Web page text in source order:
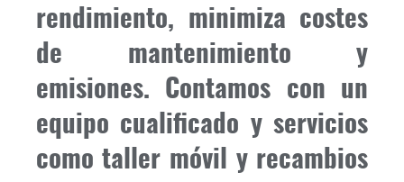
rendimiento, minimiza costes
de mantenimiento y
emisiones. Contamos con un
equipo cualificado y servicios
como taller móvil y recambios